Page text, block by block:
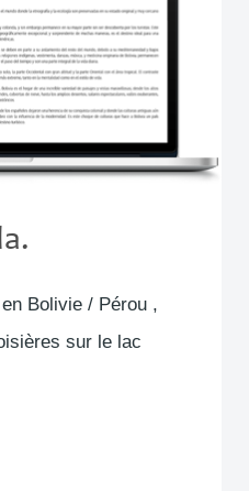
Bolivie / Pérou ,
sur le lac